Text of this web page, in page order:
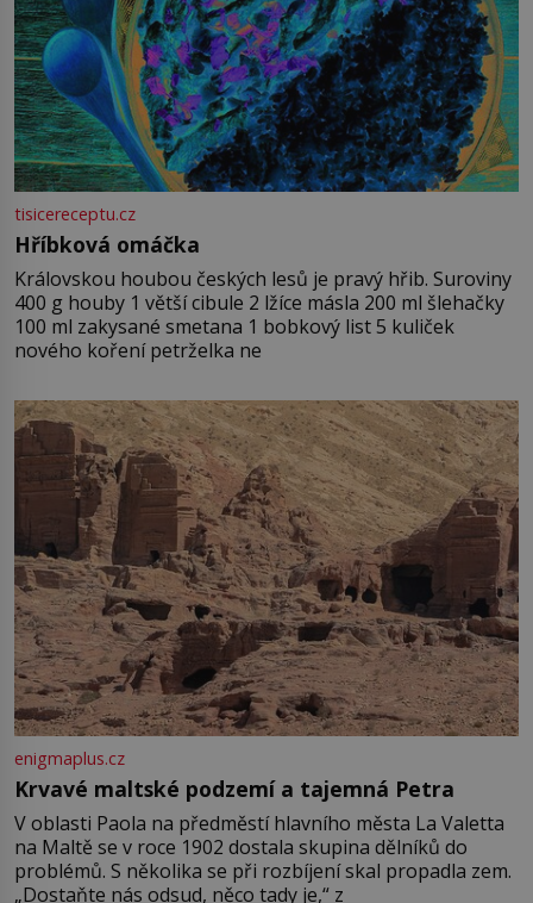
tisicereceptu.cz
Hříbková omáčka
Královskou houbou českých lesů je pravý hřib. Suroviny
400 g houby 1 větší cibule 2 lžíce másla 200 ml šlehačky
100 ml zakysané smetana 1 bobkový list 5 kuliček
nového koření petrželka ne
enigmaplus.cz
Krvavé maltské podzemí a tajemná Petra
V oblasti Paola na předměstí hlavního města La Valetta
na Maltě se v roce 1902 dostala skupina dělníků do
problémů. S několika se při rozbíjení skal propadla zem.
„Dostaňte nás odsud, něco tady je,“ z